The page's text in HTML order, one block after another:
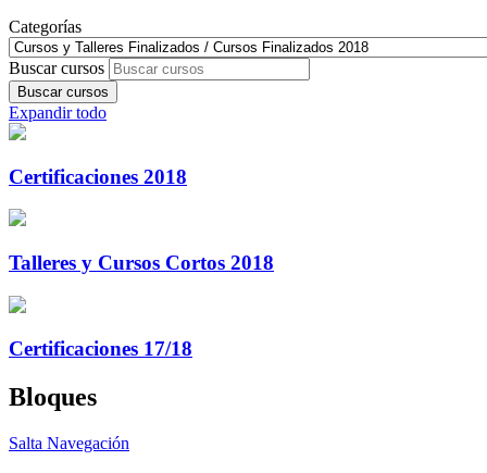
Categorías
Buscar cursos
Buscar cursos
Expandir todo
Certificaciones 2018
Talleres y Cursos Cortos 2018
Certificaciones 17/18
Bloques
Salta Navegación